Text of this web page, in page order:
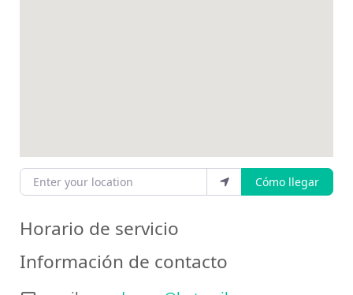
Enter your location Cómo llegar
Horario de servicio
Información de contacto